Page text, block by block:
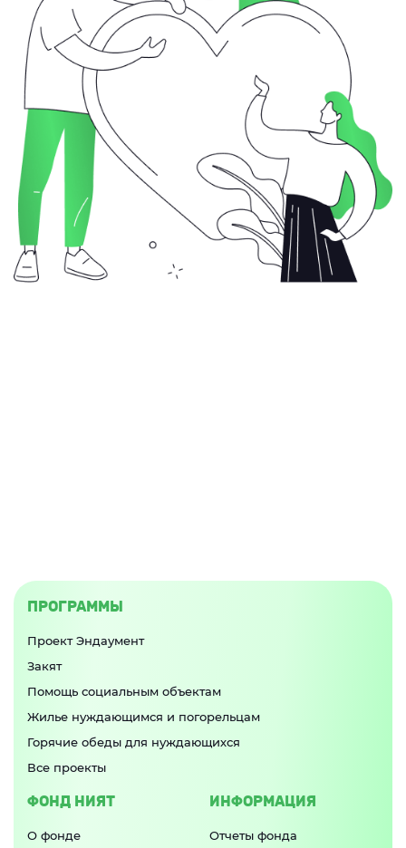
ПРОГРАММЫ
Проект Эндаумент
Закят
Помощь социальным объектам
Жилье нуждающимся и погорельцам
Горячие обеды для нуждающихся
Все проекты
ФОНД НИЯТ
О фонде
ИНФОРМАЦИЯ
Отчеты фонда